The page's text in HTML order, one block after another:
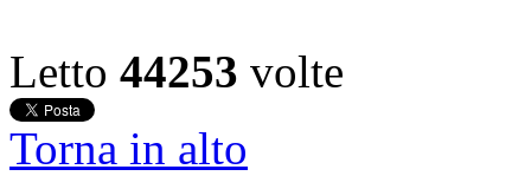
Letto 44253 volte
Torna in alto